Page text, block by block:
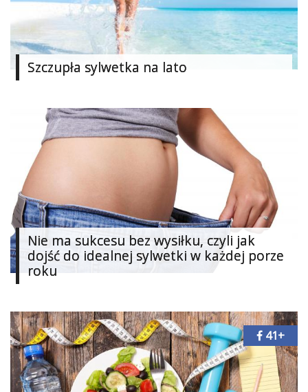
Szczupła sylwetka na lato
Nie ma sukcesu bez wysiłku, czyli jak
dojść do idealnej sylwetki w każdej porze
roku
41+